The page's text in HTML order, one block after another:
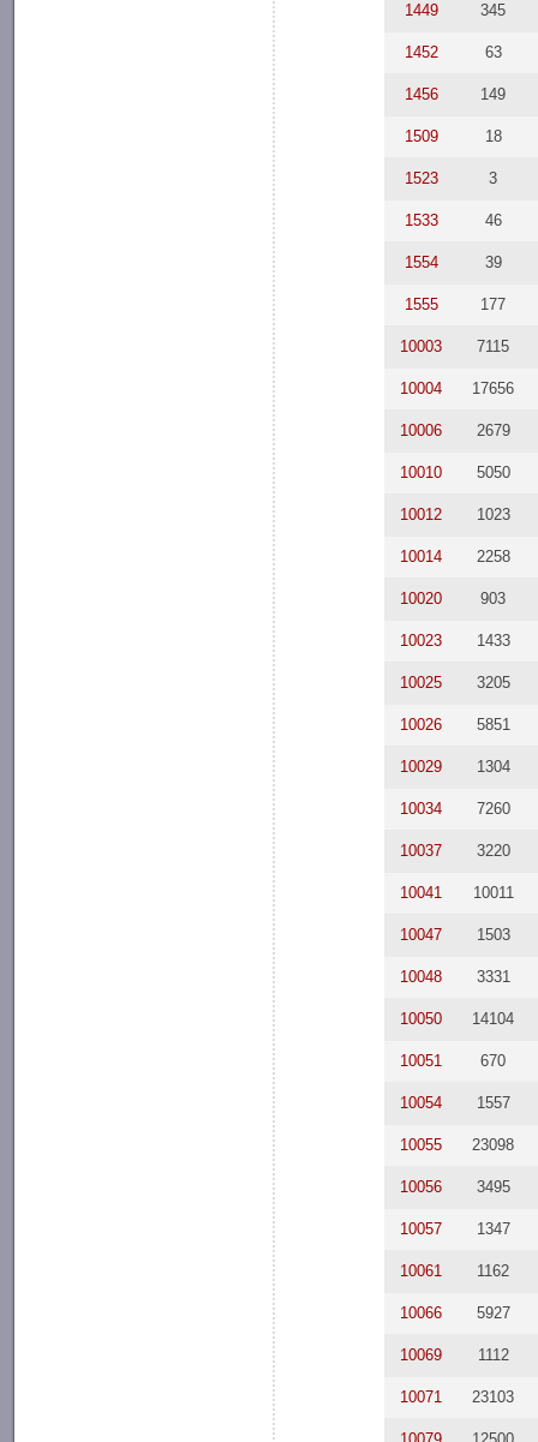
1449 345
1452 63
1456 149
1509 18
1523 3
1533 46
1554 39
1555 177
10003 7115
10004 17656
10006 2679
10010 5050
10012 1023
10014 2258
10020 903
10023 1433
10025 3205
10026 5851
10029 1304
10034 7260
10037 3220
10041 10011
10047 1503
10048 3331
10050 14104
10051 670
10054 1557
10055 23098
10056 3495
10057 1347
10061 1162
10066 5927
10069 1112
10071 23103